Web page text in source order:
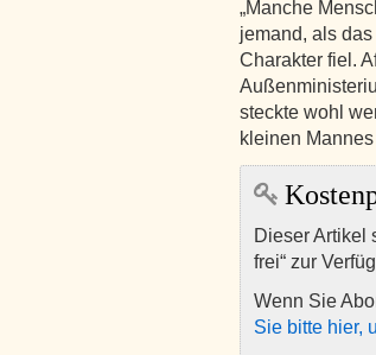
„Manche
jemand, als
Charakter fiel.
steckte wohl
kleinen
Dieser Artikel
frei“ zur
Wenn Sie
Sie bitte hier,